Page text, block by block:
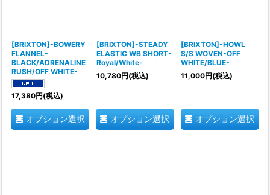
[BRIXTON]-BOWERY
FLANNEL-
BLACK/ADRENALINE
RUSH/OFF WHITE-
17,380円(税込)
オプション選択
[BRIXTON]-STEADY
ELASTIC WB SHORT-
Royal/White-
10,780円(税込)
オプション選択
[BRIXTON]-HOWL
S/S WOVEN-OFF
WHITE/BLUE-
11,000円(税込)
オプション選択